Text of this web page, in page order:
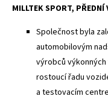
MILLTEK SPORT, PŘEDNÍ
Společnost byla
automobilovým
výrobců
rostoucí řadu
a testovacím